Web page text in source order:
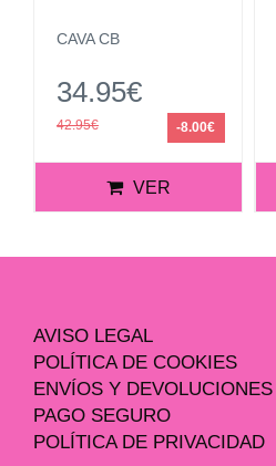
CAVA CB
34.95€
42.95€ -8.00€
VER
AVISO LEGAL
POLÍTICA DE COOKIES
ENVÍOS Y DEVOLUCIONES
PAGO SEGURO
POLÍTICA DE PRIVACIDAD